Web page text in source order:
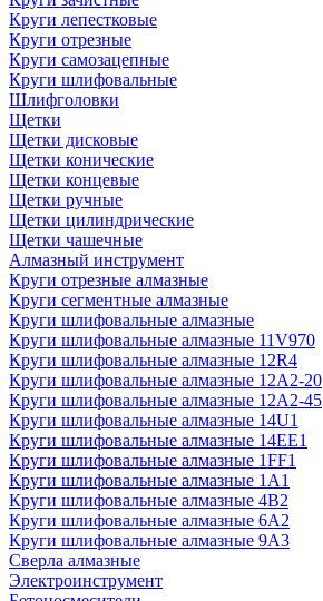
Круги лепестковые
Круги отрезные
Круги самозацепные
Круги шлифовальные
Шлифголовки
Щетки
Щетки дисковые
Щетки конические
Щетки концевые
Щетки ручные
Щетки цилиндрические
Щетки чашечные
Алмазный инструмент
Круги отрезные алмазные
Круги сегментные алмазные
Круги шлифовальные алмазные
Круги шлифовальные алмазные 11V970
Круги шлифовальные алмазные 12R4
Круги шлифовальные алмазные 12А2-20
Круги шлифовальные алмазные 12А2-45
Круги шлифовальные алмазные 14U1
Круги шлифовальные алмазные 14ЕЕ1
Круги шлифовальные алмазные 1FF1
Круги шлифовальные алмазные 1А1
Круги шлифовальные алмазные 4В2
Круги шлифовальные алмазные 6A2
Круги шлифовальные алмазные 9А3
Сверла алмазные
Электроинструмент